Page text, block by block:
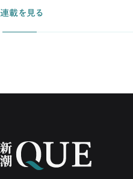
連載を見る